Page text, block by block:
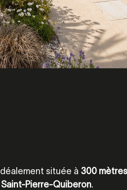
située à 300 mètres
Saint-Pierre-Quiberon.